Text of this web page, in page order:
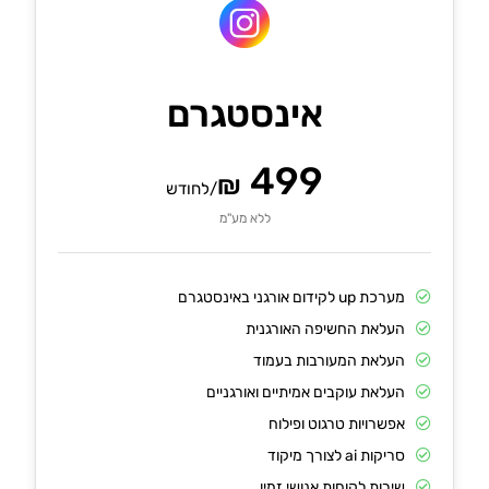
אינסטגרם
ללא מע"מ
499
₪/לחודש
מערכת up לקידום אורגני באינסטגרם
העלאת החשיפה האורגנית
העלאת המעורבות בעמוד
העלאת עוקבים אמיתיים ואורגניים
אפשרויות טרגוט ופילוח
סריקות ai לצורך מיקוד